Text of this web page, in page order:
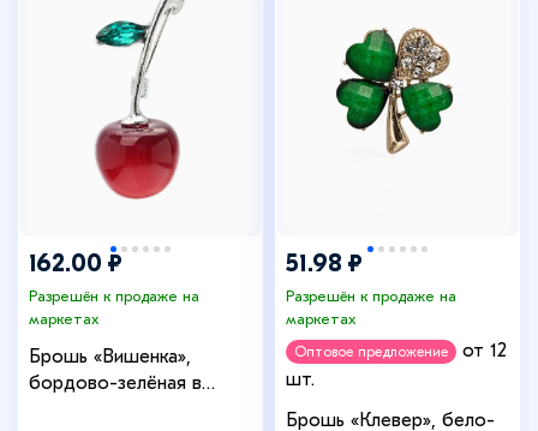
162.00 ₽
Разрешён к продаже на
маркетах
Брошь «Вишенка»,
бордово-зелёная в
51.98 ₽
Разрешён к продаже на
маркетах
Оптовое предложение
от 12
шт.
Брошь «Клевер», бело-